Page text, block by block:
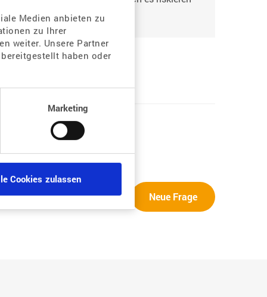
Medien anbieten zu
zu Ihrer
weiter. Unsere Partner
haben oder
Marketing
Cookies zulassen
Neue Frage